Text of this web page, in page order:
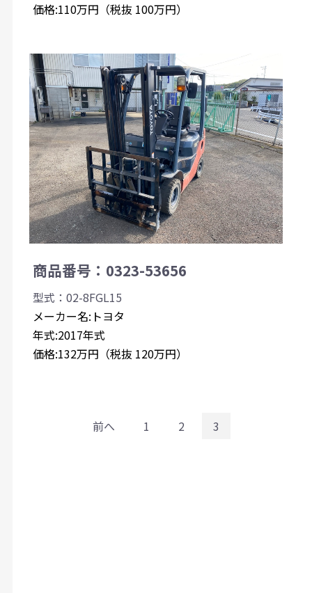
価格:110万円（税抜 100万円）
商品番号：0323-53656
型式：02-8FGL15
メーカー名:トヨタ
年式:2017年式
価格:132万円（税抜 120万円）
前へ 1 2 3